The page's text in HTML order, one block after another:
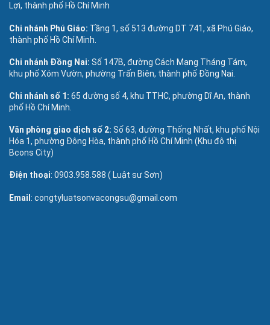
Lợi, thành phố Hồ Chí Minh
Chi nhánh Phú Giáo: Tầng 1, số 513 đường DT 741, xã Phú Giáo,
thành phố Hồ Chí Minh.
Chi nhánh Đồng Nai: Số 147B, đường Cách Mạng Tháng Tám,
khu phố Xóm Vườn, phường Trấn Biên, thành phố Đồng Nai.
Chi nhánh số 1: 65 đường số 4, khu TTHC, phường Dĩ An, thành
phố Hồ Chí Minh.
Văn phòng giao dịch số 2: Số 63, đường Thống Nhất, khu phố Nội
Hóa 1, phường Đông Hòa, thành phố Hồ Chí Minh (Khu đô thị
Bcons City)
Điện thoại: 0903.958.588 ( Luật sư Sơn)
Email : congtyluatsonvacongsu@gmail.com